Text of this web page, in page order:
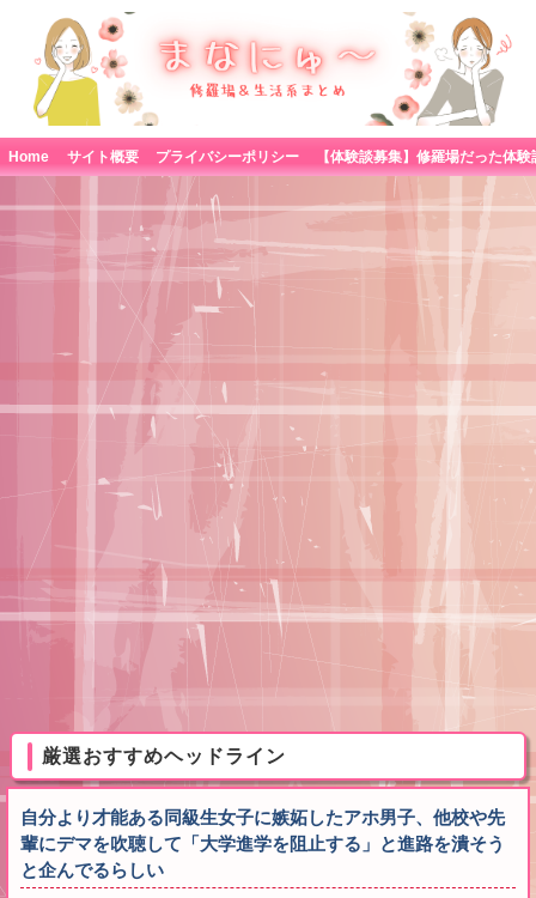
Home サイト概要 プライバシーポリシー
厳選おすすめヘッドライン
自分より才能ある同級生女子に嫉妬したアホ男子、他校や先
輩にデマを吹聴して「大学進学を阻止する」と進路を潰そう
と企んでるらしい